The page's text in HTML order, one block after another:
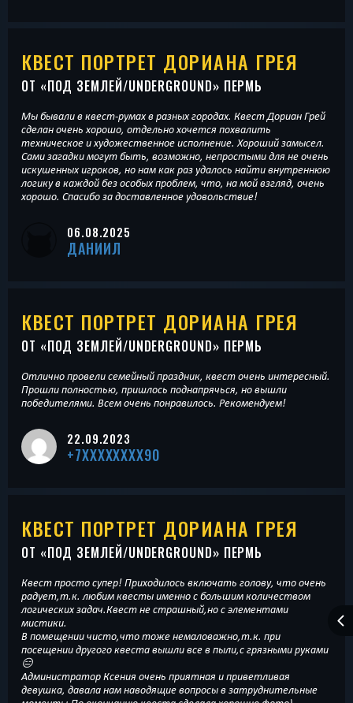
КВЕСТ ПОРТРЕТ ДОРИАНА ГРЕЯ
ОТ «ПОД ЗЕМЛЕЙ/UNDERGROUND» ПЕРМЬ
Мы бывали в квест-румах в разных городах. Квест Дориан Грей
сделан очень хорошо, отдельно хочется похвалить
техническое и художественное исполнение. Хороший замысел.
Сами загадки могут быть, возможно, непростыми для не очень
искушенных игроков, но нам как раз удалось найти внутреннюю
логику в каждой без особых проблем, что, на мой взгляд, очень
хорошо. Спасибо за доставленное удовольствие!
06.08.2025
ДАНИИЛ
КВЕСТ ПОРТРЕТ ДОРИАНА ГРЕЯ
ОТ «ПОД ЗЕМЛЕЙ/UNDERGROUND» ПЕРМЬ
Отлично провели семейный праздник, квест очень интересный.
Прошли полностью, пришлось поднапрячься, но вышли
победителями. Всем очень понравилось. Рекомендуем!
22.09.2023
+7XXXXXXXX90
КВЕСТ ПОРТРЕТ ДОРИАНА ГРЕЯ
ОТ «ПОД ЗЕМЛЕЙ/UNDERGROUND» ПЕРМЬ
Квест просто супер! Приходилось включать голову, что очень
радует,т.к. любим квесты именно с большим количеством
логических задач.Квест не страшный,но с элементами
мистики.
В помещении чисто,что тоже немаловажно,т.к. при
посещении другого квеста вышли все в пыли,с грязными руками
😑
Администратор Ксения очень приятная и приветливая
девушка, давала нам наводящие вопросы в затруднительные